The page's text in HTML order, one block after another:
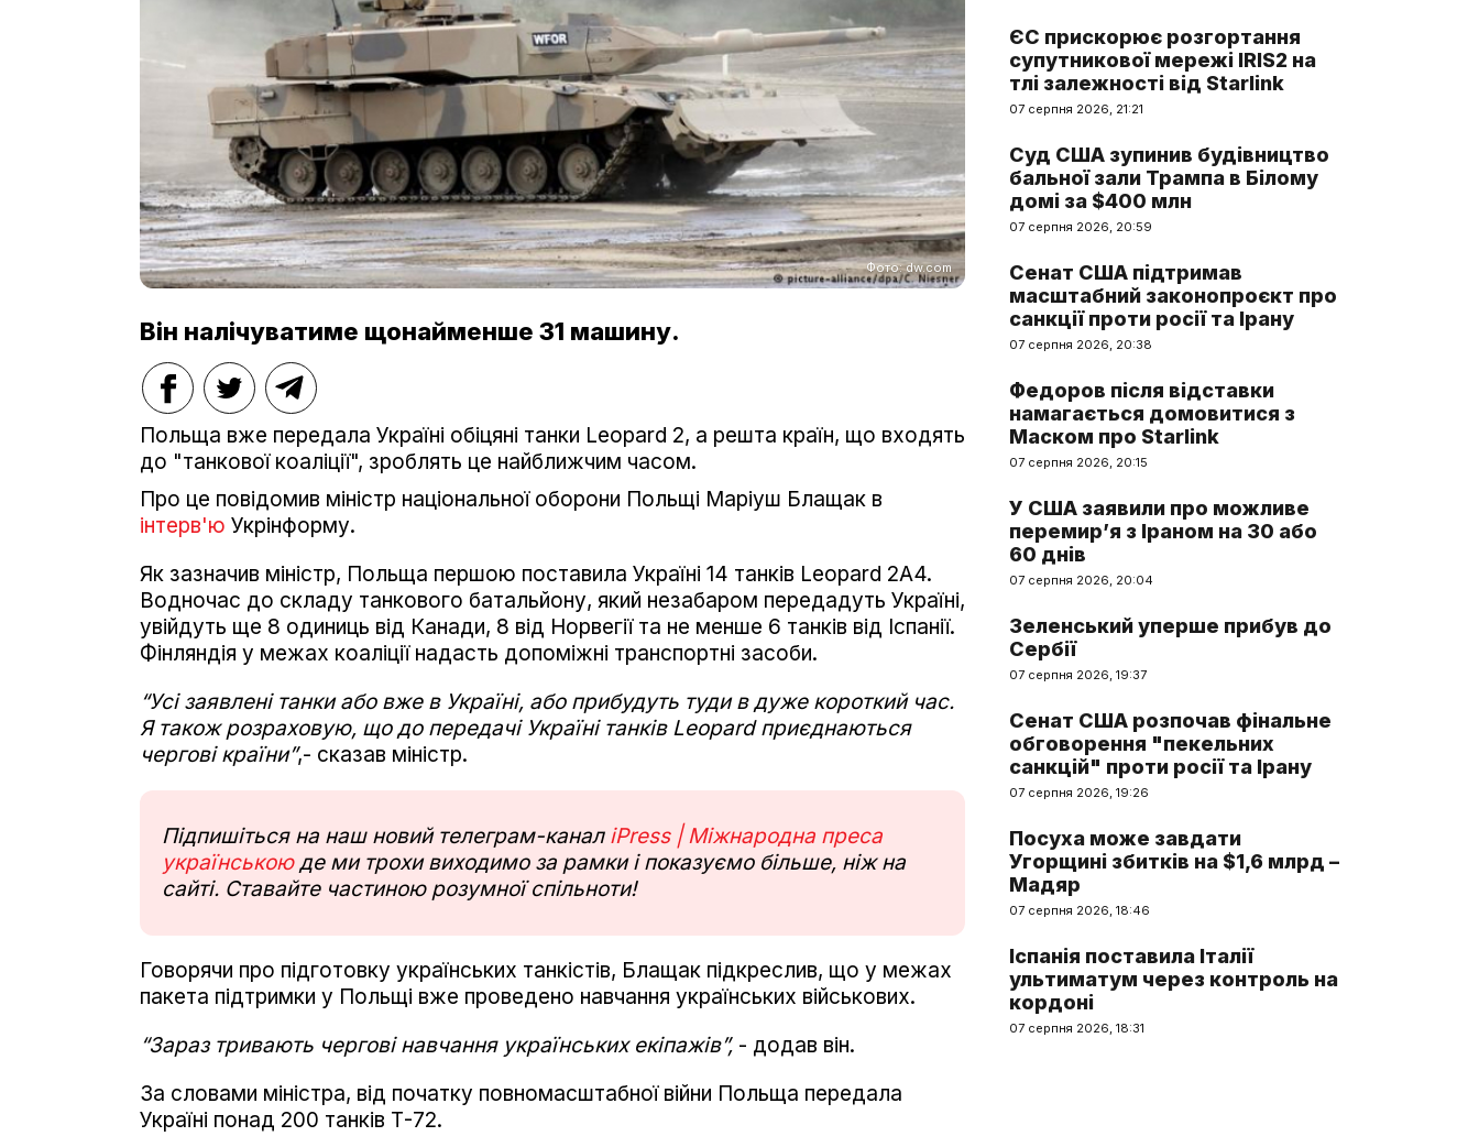
Фото: dw.com
Він налічуватиме щонайменше 31 машину.
Польща вже передала Україні обіцяні танки Leopard 2, а решта країн, що входять
до "танкової коаліції", зроблять це найближчим часом.
Про це повідомив міністр національної оборони Польщі Маріуш Блащак в
інтерв'ю Укрінформу.
Як зазначив міністр, Польща першою поставила Україні 14 танків Leopard 2A4.
Водночас до складу танкового батальйону, який незабаром передадуть Україні,
увійдуть ще 8 одиниць від Канади, 8 від Норвегії та не менше 6 танків від Іспанії.
Фінляндія у межах коаліції надасть допоміжні транспортні засоби.
“Усі заявлені танки або вже в Україні, або прибудуть туди в дуже короткий час.
Я також розраховую, що до передачі Україні танків Leopard приєднаються
чергові країни”,- сказав міністр.
Підпишіться на наш новий телеграм-канал iPress | Міжнародна преса
українськоюде ми трохи виходимо за рамки і показуємо більше, ніж на
сайті. Ставайте частиною розумної спільноти!
Говорячи про підготовку українських танкістів, Блащак підкреслив, що у межах
пакета підтримки у Польщі вже проведено навчання українських військових.
“Зараз тривають чергові навчання українських екіпажів”, - додав він.
За словами міністра, від початку повномасштабної війни Польща передала
Україні понад 200 танків Т-72.
ЄС прискорює розгортання
супутникової мережі IRIS2 на
тлі залежності від Starlink
07 серпня 2026, 21:21
Суд США зупинив будівництво
бальної зали Трампа в Білому
домі за $400 млн
07 серпня 2026, 20:59
Сенат США підтримав
масштабний законопроєкт про
санкції проти росії та Ірану
07 серпня 2026, 20:38
Федоров після відставки
намагається домовитися з
Маском про Starlink
07 серпня 2026, 20:15
У США заявили про можливе
перемир’я з Іраном на 30 або
60 днів
07 серпня 2026, 20:04
Зеленський уперше прибув до
Сербії
07 серпня 2026, 19:37
Сенат США розпочав фінальне
обговорення "пекельних
санкцій" проти росії та Ірану
07 серпня 2026, 19:26
Посуха може завдати
Угорщині збитків на $1,6 млрд –
Мадяр
07 серпня 2026, 18:46
Іспанія поставила Італії
ультиматум через контроль на
кордоні
07 серпня 2026, 18:31